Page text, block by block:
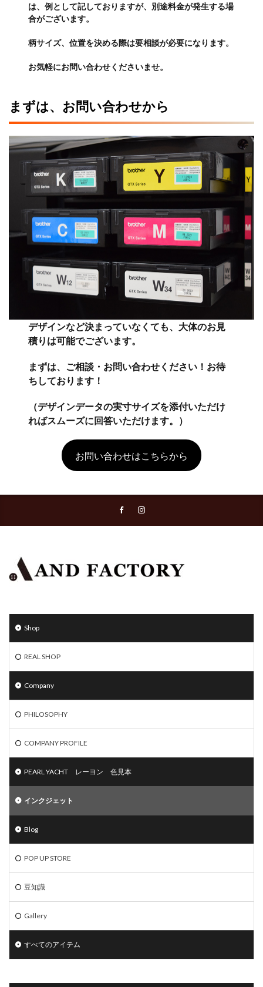
は、例として記しておりますが、別途料金が発生する場
合がございます。
柄サイズ、位置を決める際は要相談が必要になります。
お気軽にお問い合わせくださいませ。
まずは、お問い合わせから
デザインなど決まっていなくても、大体のお見
積りは可能でございます。
まずは、ご相談・お問い合わせください！お待
ちしております！
（デザインデータの実寸サイズを添付いただけ
ればスムーズに回答いただけます。）
お問い合わせはこちらから
Shop
REAL SHOP
Company
PHILOSOPHY
COMPANY PROFILE
PEARL YACHT レーヨン 色見本
インクジェット
Blog
POP UP STORE
豆知識
Gallery
すべてのアイテム